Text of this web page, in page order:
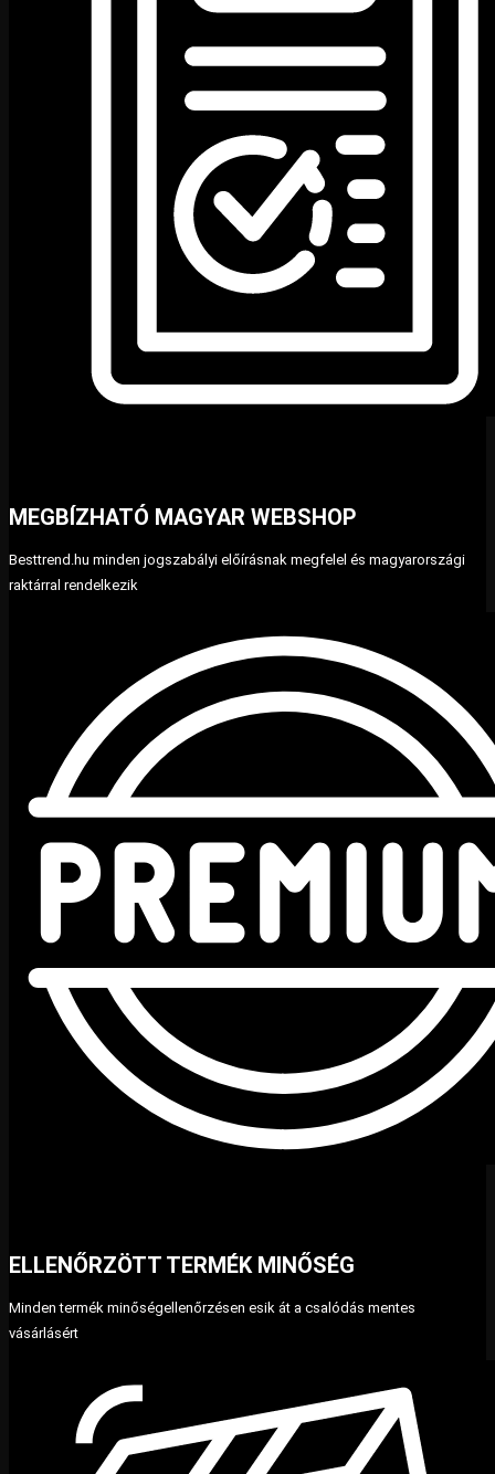
MEGBÍZHATÓ MAGYAR WEBSHOP
Besttrend.hu minden jogszabályi előírásnak megfelel és magyarországi
raktárral rendelkezik
ELLENŐRZÖTT TERMÉK MINŐSÉG
Minden termék minőségellenőrzésen esik át a csalódás mentes
vásárlásért